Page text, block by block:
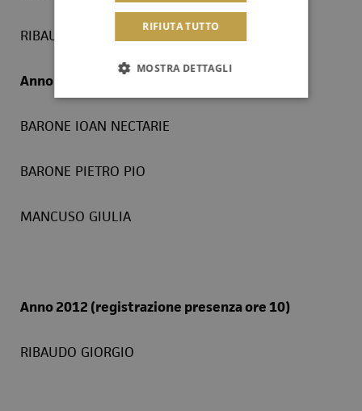
RIBAUDO MARTA
Anno 2013 (registrazione presenza ore 10)
BARONE IOAN NECTARIE
BARONE PIETRO PIO
MANCUSO GIULIA
Anno 2012 (registrazione presenza ore 10)
RIBAUDO GIORGIO
RIFIUTA TUTTO
MOSTRA DETTAGLI